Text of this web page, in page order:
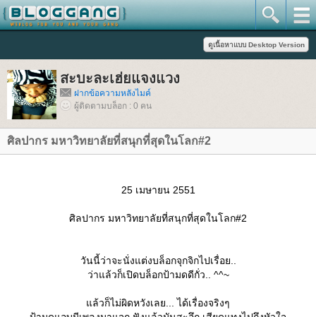
สะบะละเฮ่ยแจงแวง
ฝากข้อความหลังไมค์
ผู้ติดตามบล็อก : 0 คน
ศิลปากร มหาวิทยาลัยที่สนุกที่สุดในโลก#2
25 เมษายน 2551
ศิลปากร มหาวิทยาลัยที่สนุกที่สุดในโลก#2
วันนี้ว่าจะนั่งแต่งบล็อกจุกจิกไปเรื่อย..
ว่าแล้วก็เปิดบล็อกป้ามดดีกั่ว.. ^^~
ล้วก็ไม่ผิดหวังเลย... ได้เรื่องจริงๆ